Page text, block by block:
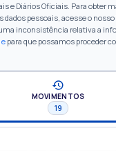
e Diários Oficiais. Para obter
dados pessoais, acesse o nosso
inconsistência relativa a
para que possamos proceder
MOVIMENTOS
19